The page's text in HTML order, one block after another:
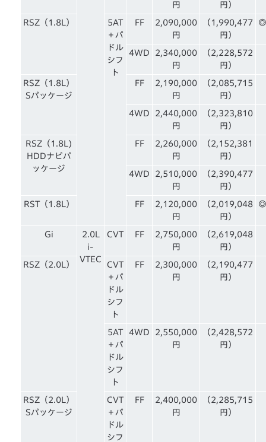
円 円）
RSZ（1.8L）
5AT
＋パ
ドル
シフ
ト
FF
2,090,000
円
（1,990,477
円）
4WD
2,340,000
円
（2,228,572
円）
RSZ（1.8L）
Sパッケージ
FF
2,190,000
円
（2,085,715
円）
4WD
2,440,000
円
（2,323,810
円）
RSZ（1.8L)
HDDナビパ
ッケージ
FF
2,260,000
円
（2,152,381
円）
4WD
2,510,000
円
（2,390,477
円）
RST（1.8L） FF
2,120,000
円
（2,019,048
円）
Gi
2.0L
i-
VTEC
CVT FF
2,750,000
円
（2,619,048
円）
RSZ（2.0L）
CVT
＋パ
ドル
シフ
ト
FF
2,300,000
円
（2,190,477
円）
5AT
＋パ
ドル
シフ
ト
4WD
2,550,000
円
（2,428,572
円）
RSZ（2.0L）
Sパッケージ
CVT
＋パ
ドル
シフ
FF
2,400,000
円
（2,285,715
円）